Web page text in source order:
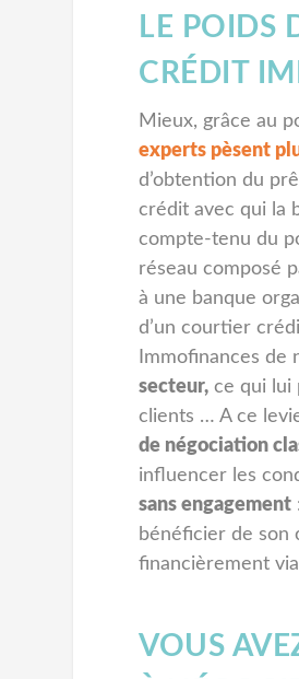
LE POIDS
CRÉDIT
Mieux, grâce au
experts pèsent
d’obtention du
crédit avec qui la
compte-tenu du
réseau composé
à une banque
d’un courtier
Immofinances de
secteur, ce qui lui
clients … A ce
de négociation
influencer les
sans engagement
bénéficier de son
financièrement
VOUS